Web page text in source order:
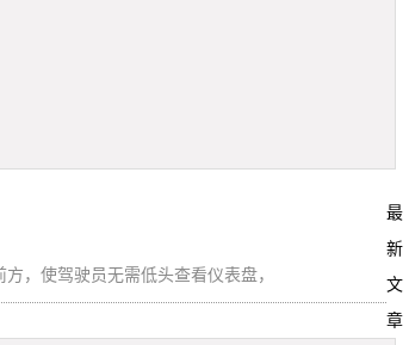
，使驾驶员无需低头查看仪表盘，
最
新
文
章